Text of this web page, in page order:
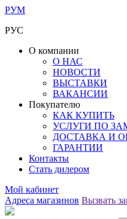
РУМ
РУС
О компании
О НАС
НОВОСТИ
ВЫСТАВКИ
ВАКАНСИИ
Покупателю
КАК КУПИТЬ
УСЛУГИ ПО
ДОСТАВКА И
ГАРАНТИИ
Контакты
Стать дилером
Мой кабинет
Адреса магазинов Вызвать